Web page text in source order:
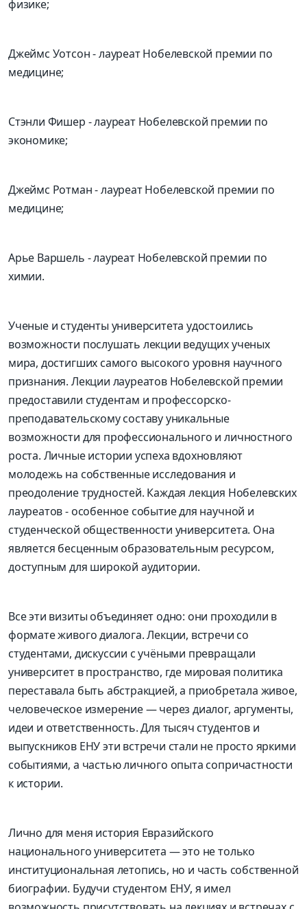
физике;
Джеймс Уотсон -лауреат Нобелевской премии по
медицине;
Стэнли Фишер -лауреат Нобелевской премии по
экономике;
Джеймс Ротман-лауреат Нобелевской премии по
медицине;
Арье Варшель -лауреат Нобелевской премии по
химии.
Ученые и студенты университета удостоились
возможности послушать лекции ведущих ученых
мира, достигших самого высокого уровня научного
признания. Лекции лауреатов Нобелевской премии
предоставили студентам и профессорско-
преподавательскому составу уникальные
возможности для профессионального и личностного
роста. Личные истории успеха вдохновляют
молодежь на собственные исследования и
преодоление трудностей. Каждая лекция Нобелевских
лауреатов - особенное событие для научной и
студенческой общественности университета. Она
является бесценным образовательным ресурсом,
доступным для широкой аудитории.
Все эти визиты объединяет одно: они проходили в
формате живого диалога. Лекции, встречи со
студентами, дискуссии с учёными превращали
университет в пространство, где мировая политика
переставала быть абстракцией,а приобретала живое,
человеческое измерение — через диалог, аргументы,
идеи и ответственность. Для тысяч студентов и
выпускников ЕНУ эти встречи стали не просто яркими
событиями, а частью личного опыта сопричастности
к истории.
Лично для меня история Евразийского
национального университета — это не только
институциональная летопись, но и часть собственной
биографии. Будучи студентом ЕНУ, я имел